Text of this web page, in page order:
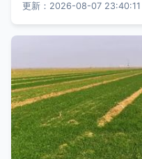
更新：2026-08-07 23:40:11